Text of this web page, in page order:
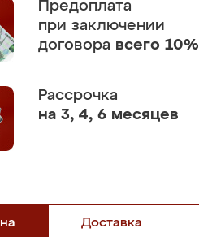
Предоплата
при заключении
договора всего 10%
Рассрочка
на 3, 4, 6 месяцев
Доставка